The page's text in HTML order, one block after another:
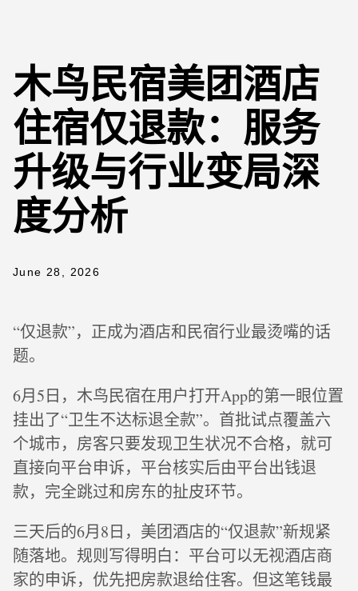
木鸟民宿美团酒店
住宿仅退款：服务
升级与行业变局深
度分析
June 28, 2026
“仅退款”，正成为酒店和民宿行业最烫嘴的话
题。
6月5日，木鸟民宿在用户打开App的第一眼位置
挂出了“卫生不达标退全款”。首批试点覆盖六
个城市，房客只要发现卫生状况不合格，就可
直接向平台申诉，平台核实后由平台出钱退
款，完全跳过和房东的扯皮环节。
三天后的6月8日，美团酒店的“仅退款”新规紧
随落地。规则写得明白：平台可以无视酒店商
家的申诉，优先把房款退给住客。但这笔钱最